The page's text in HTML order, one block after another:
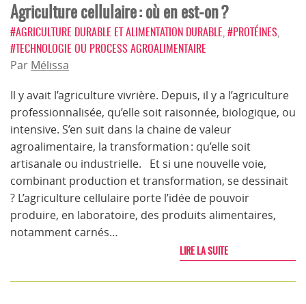
Agriculture cellulaire : où en est-on ?
#AGRICULTURE DURABLE ET ALIMENTATION DURABLE #PROTÉINES
#TECHNOLOGIE OU PROCESS AGROALIMENTAIRE
Par Mélissa
Il y avait l’agriculture vivrière. Depuis, il y a l’agriculture
professionnalisée, qu’elle soit raisonnée, biologique, ou
intensive. S’en suit dans la chaine de valeur
agroalimentaire, la transformation : qu’elle soit
artisanale ou industrielle. Et si une nouvelle voie,
combinant production et transformation, se dessinait
? L’agriculture cellulaire porte l’idée de pouvoir
produire, en laboratoire, des produits alimentaires,
notamment carnés…
LIRE LA SUITE